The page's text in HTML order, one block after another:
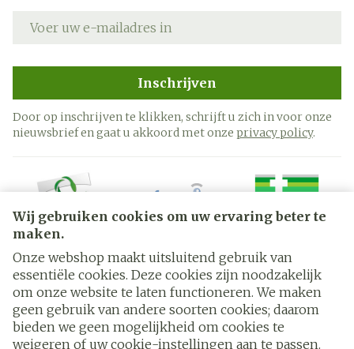
Wij gebruiken cookies om uw ervaring beter te
maken.
Onze webshop maakt uitsluitend gebruik van
essentiële cookies. Deze cookies zijn noodzakelijk
om onze website te laten functioneren. We maken
geen gebruik van andere soorten cookies; daarom
bieden we geen mogelijkheid om cookies te
weigeren of uw cookie-instellingen aan te passen.
Inschrijven
Door op inschrijven te klikken, schrijft u zich in voor onze
nieuwsbrief en gaat u akkoord met onze privacy policy.
Juridische links